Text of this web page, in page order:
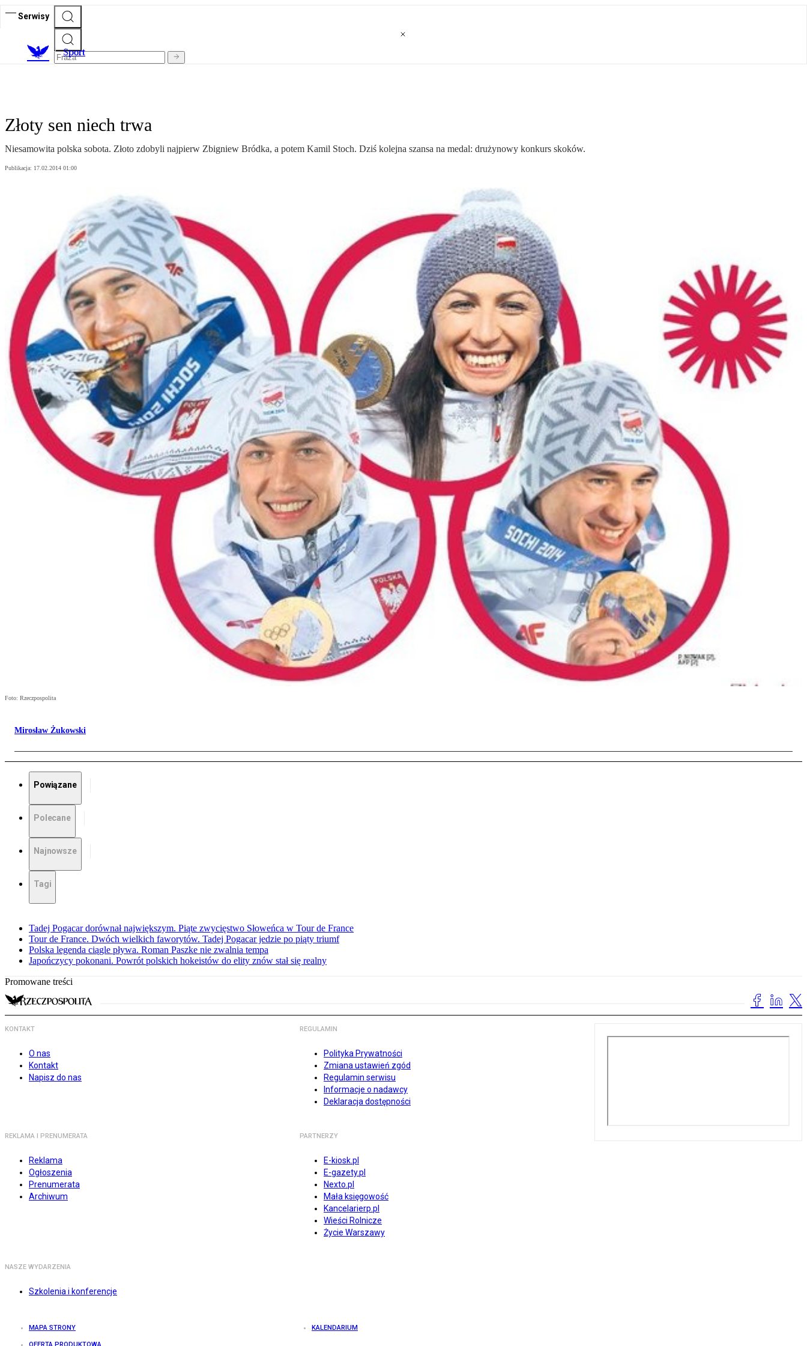
Serwisy
Sport
Złoty sen niech trwa
Niesamowita polska sobota. Złoto zdobyli najpierw Zbigniew Bródka, a potem Kamil Stoch. Dziś kolejna szansa na medal: drużynowy konkurs skoków.
Publikacja: 17.02.2014 01:00
Foto: Rzeczpospolita
Mirosław Żukowski
Powiązane
Polecane
Najnowsze
Tagi
Tadej Pogacar dorównał największym. Piąte zwycięstwo Słoweńca w Tour de France
Tour de France. Dwóch wielkich faworytów. Tadej Pogacar jedzie po piąty triumf
Polska legenda ciągle pływa. Roman Paszke nie zwalnia tempa
Japończycy pokonani. Powrót polskich hokeistów do elity znów stał się realny
Promowane treści
KONTAKT
O nas
Kontakt
Napisz do nas
REGULAMIN
Polityka Prywatności
Zmiana ustawień zgód
Regulamin serwisu
Informacje o nadawcy
Deklaracja dostępności
REKLAMA I PRENUMERATA
Reklama
Ogłoszenia
Prenumerata
Archiwum
PARTNERZY
E-kiosk.pl
E-gazety.pl
Nexto.pl
Mała księgowość
Kancelarierp.pl
Wieści Rolnicze
Życie Warszawy
NASZE WYDARZENIA
Szkolenia i konferencje
MAPA STRONY KALENDARIUM